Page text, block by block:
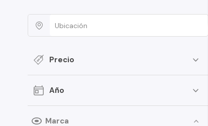
Precio
Año
Marca